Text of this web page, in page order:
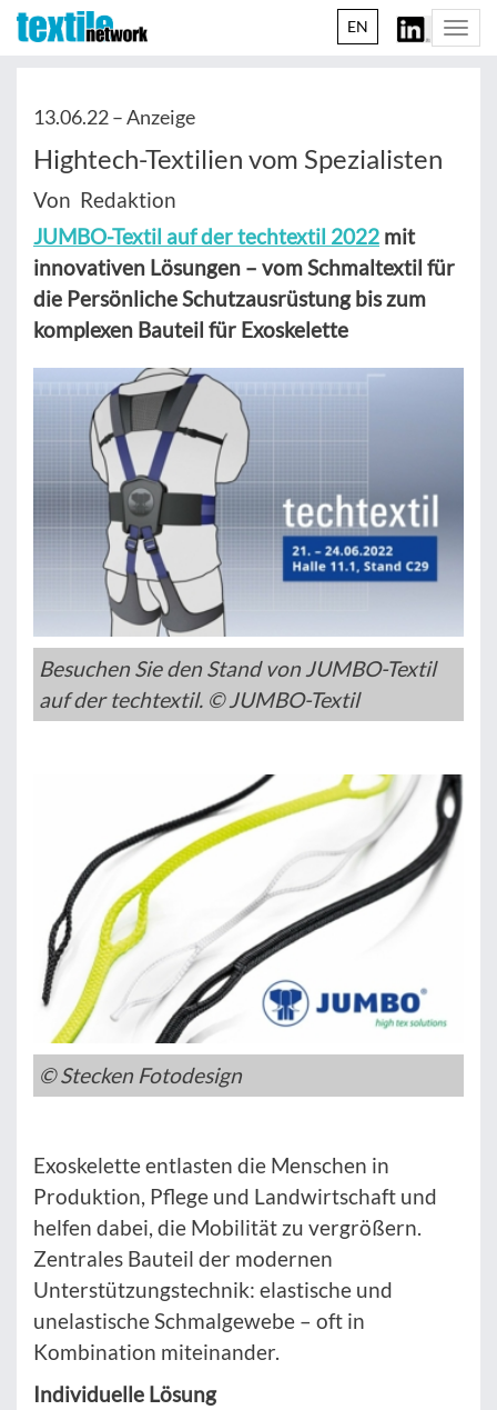
EN
13.06.22 –Anzeige
Hightech-Textilien vom Spezialisten
Von Redaktion
JUMBO-Textil auf der techtextil 2022 mit
innovativen Lösungen – vom Schmaltextil für
die Persönliche Schutzausrüstung bis zum
komplexen Bauteil für Exoskelette
Besuchen Sie den Stand von JUMBO-Textil
auf der techtextil. © JUMBO-Textil
© Stecken Fotodesign
Exoskelette entlasten die Menschen in
Produktion, Pflege und Landwirtschaft und
helfen dabei, die Mobilität zu vergrößern.
Zentrales Bauteil der modernen
Unterstützungstechnik: elastische und
unelastische Schmalgewebe – oft in
Kombination miteinander.
Individuelle Lösung